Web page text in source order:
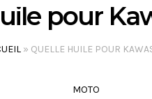
pour
» QUELLE HUILE POUR
MOTO